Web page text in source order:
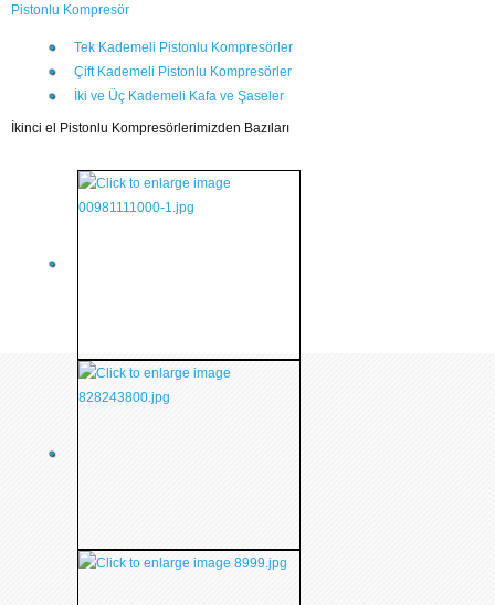
Pistonlu Kompresör
Tek Kademeli Pistonlu Kompresörler
Çift Kademeli Pistonlu Kompresörler
İki ve Üç Kademeli Kafa ve Şaseler
İkinci el Pistonlu Kompresörlerimizden Bazıları